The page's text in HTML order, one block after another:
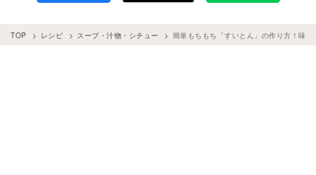
TOP レシピ スープ・汁物・シチュー 簡単もちもち「すいとん」の作り方！味